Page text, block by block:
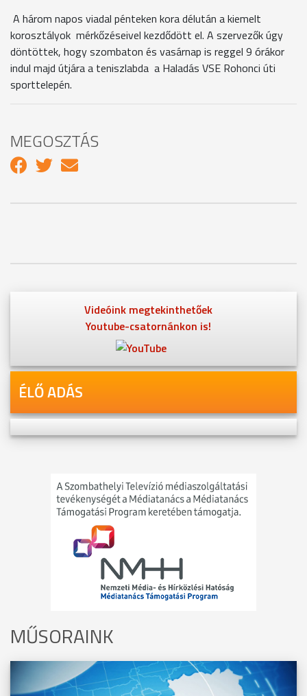
A három napos viadal pénteken kora délután a kiemelt
korosztályok mérkőzéseivel kezdődött el. A szervezők úgy
döntöttek, hogy szombaton és vasárnap is reggel 9 órákor
indul majd útjára a teniszlabda a Haladás VSE Rohonci úti
sporttelepén.
MEGOSZTÁS
Videóink megtekinthetőek
Youtube-csatornánkon is!
ÉLŐ ADÁS
MŰSORAINK